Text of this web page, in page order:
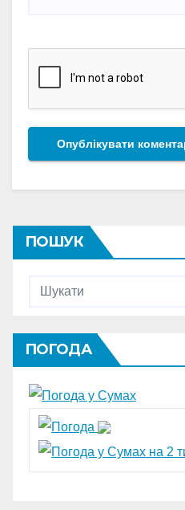
ПОШУК
ПОГОДА